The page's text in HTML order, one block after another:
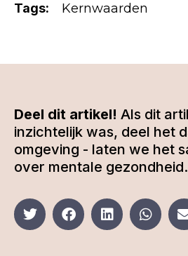
Tags: Kernwaarden
Deel dit artikel! Als dit
inzichtelijk was, deel het
omgeving - laten we het
over mentale gezondheid.